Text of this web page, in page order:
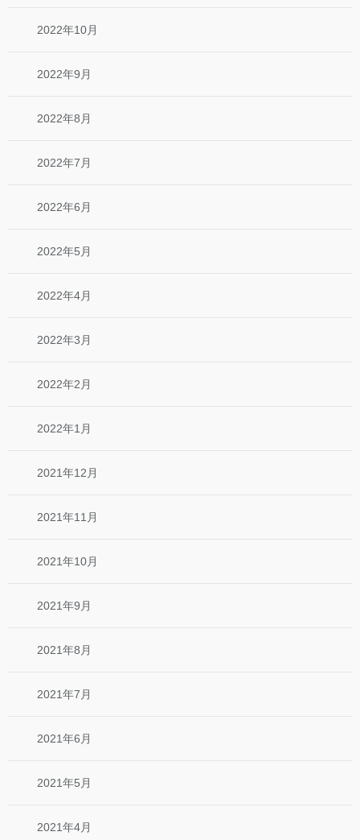
2022年10月
2022年9月
2022年8月
2022年7月
2022年6月
2022年5月
2022年4月
2022年3月
2022年2月
2022年1月
2021年12月
2021年11月
2021年10月
2021年9月
2021年8月
2021年7月
2021年6月
2021年5月
2021年4月